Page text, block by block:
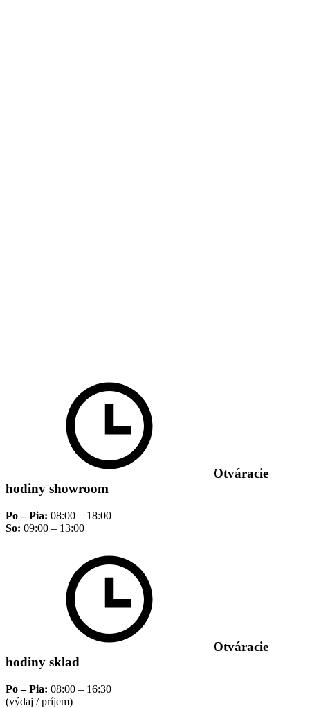
Otváracie
hodiny showroom
Po – Pia: 08:00 – 18:00
So: 09:00 – 13:00
Otváracie
hodiny sklad
Po – Pia: 08:00 – 16:30
(výdaj / príjem)